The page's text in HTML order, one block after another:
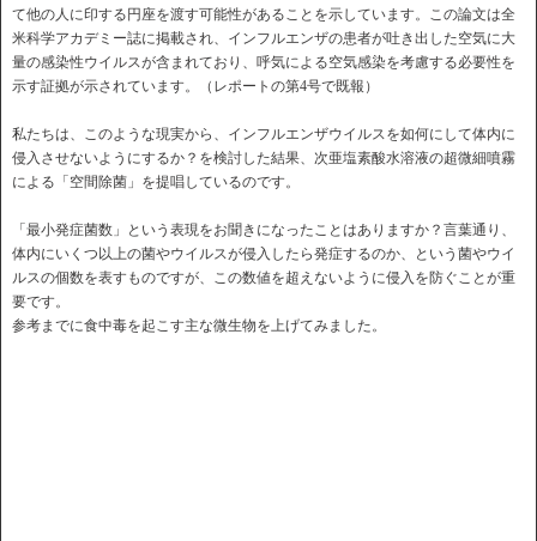
て他の人に印する円座を渡す可能性があることを示しています。この論文は全
米科学アカデミー誌に掲載され、インフルエンザの患者が吐き出した空気に大
量の感染性ウイルスが含まれており、呼気による空気感染を考慮する必要性を
示す証拠が示されています。（レポートの第4号で既報）
私たちは、このような現実から、インフルエンザウイルスを如何にして体内に
侵入させないようにするか？を検討した結果、次亜塩素酸水溶液の超微細噴霧
による「空間除菌」を提唱しているのです。
「最小発症菌数」という表現をお聞きになったことはありますか？言葉通り、
体内にいくつ以上の菌やウイルスが侵入したら発症するのか、という菌やウイ
ルスの個数を表すものですが、この数値を超えないように侵入を防ぐことが重
要です。
参考までに食中毒を起こす主な微生物を上げてみました。